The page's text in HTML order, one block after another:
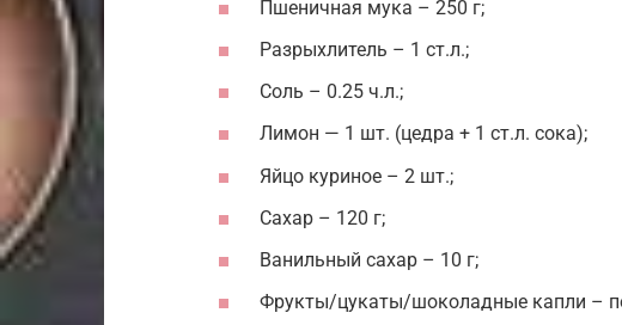
Пшеничная мука – 250 г;
Разрыхлитель – 1 ст.л.;
Соль – 0.25 ч.л.;
Лимон — 1 шт. (цедра + 1 ст.л. сока);
Яйцо куриное – 2 шт.;
Сахар – 120 г;
Ванильный сахар – 10 г;
Фрукты/цукаты/шоколадные капли –